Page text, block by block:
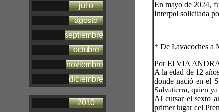
julio
agosto
septiembre
octubre
noviembre
diciembre
2010
En mayo de 2024,
Interpol solicitada
* De Lavacoches a
Por ELVIA
A la edad de 12
donde nació en el
Salvatierra, quien
Al cursar el sexto
primer lugar del